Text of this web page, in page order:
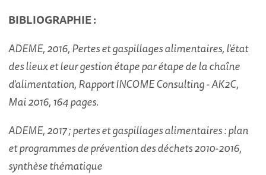
BIBLIOGRAPHIE :
ADEME, 2016, Pertes et gaspillages alimentaires, l'état
des lieux et leur gestion étape par étape de la chaîne
d'alimentation, Rapport INCOME Consulting - AK2C,
Mai 2016, 164 pages.
ADEME, 2017 ; pertes et gaspillages alimentaires : plan
et programmes de prévention des déchets 2010-2016,
synthèse thématique